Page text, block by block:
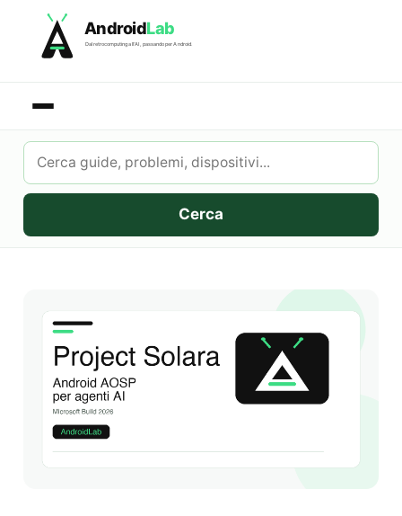
content
AndroidLab
Dal retrocomputing all'AI, passando per Android.
Cerca
AndroidLab
Cerca